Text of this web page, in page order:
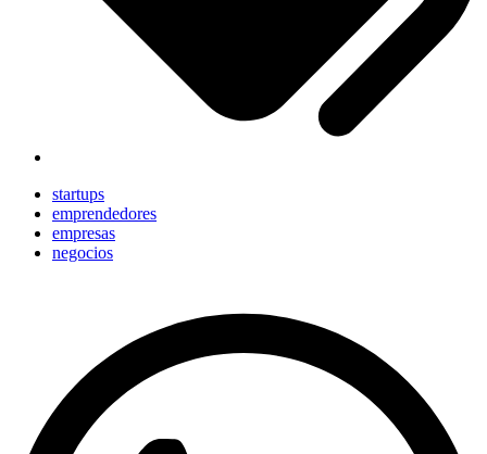
startups
emprendedores
empresas
negocios